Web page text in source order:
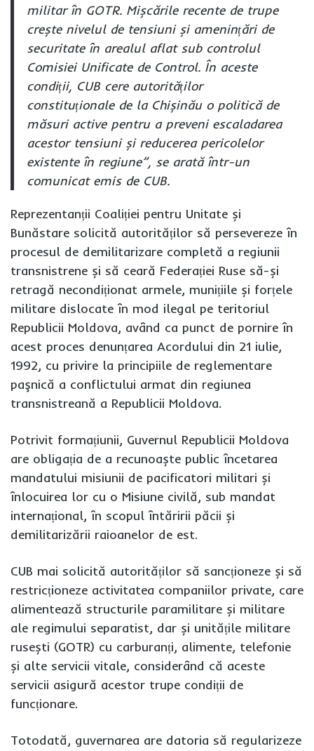
militar în GOTR. Mișcările recente de trupe
crește nivelul de tensiuni și amenințări de
securitate în arealul aflat sub controlul
Comisiei Unificate de Control. În aceste
condiții, CUB cere autorităților
constituționale de la Chișinău o politică de
măsuri active pentru a preveni escaladarea
acestor tensiuni și reducerea pericolelor
existente în regiune”, se arată într-un
comunicat emis de CUB.
Reprezentanții Coaliției pentru Unitate și
Bunăstare solicită autorităților să persevereze în
procesul de demilitarizare completă a regiunii
transnistrene și să ceară Federației Ruse să-și
retragă necondiționat armele, munițiile și forțele
militare dislocate în mod ilegal pe teritoriul
Republicii Moldova, având ca punct de pornire în
acest proces denunțarea Acordului din 21 iulie,
1992, cu privire la principiile de reglementare
paşnică a conflictului armat din regiunea
transnistreană a Republicii Moldova.
Potrivit formațiunii, Guvernul Republicii Moldova
are obligația de a recunoaște public încetarea
mandatului misiunii de pacificatori militari și
înlocuirea lor cu o Misiune civilă, sub mandat
internațional, în scopul întăririi păcii și
demilitarizării raioanelor de est.
CUB mai solicită autorităților să sancționeze și să
restricționeze activitatea companiilor private, care
alimentează structurile paramilitare și militare
ale regimului separatist, dar și unitățile militare
rusești (GOTR) cu carburanți, alimente, telefonie
și alte servicii vitale, considerând că aceste
servicii asigură acestor trupe condiții de
funcționare.
Totodată, guvernarea are datoria să regularizeze